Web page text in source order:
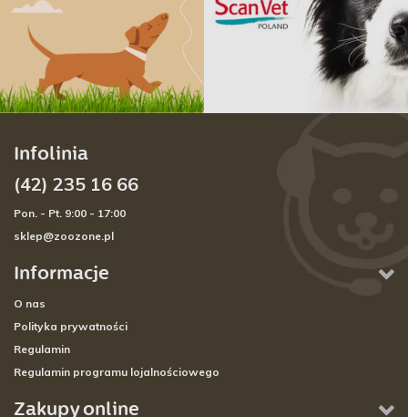
Informacje
O nas
Polityka prywatności
Regulamin
Regulamin programu lojalnościowego
Zakupy online
Infolinia
(42) 235 16 66
Pon. - Pt. 9:00 - 17:00
sklep@zoozone.pl